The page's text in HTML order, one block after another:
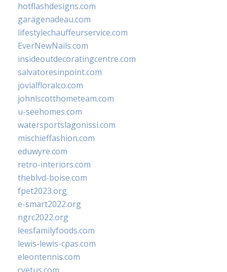
hotflashdesigns.com
garagenadeau.com
lifestylechauffeurservice.com
EverNewNails.com
insideoutdecoratingcentre.com
salvatoresinpoint.com
jovialfloralco.com
johnlscotthometeam.com
u-seehomes.com
watersportslagonissi.com
mischieffashion.com
eduwyre.com
retro-interiors.com
theblvd-boise.com
fpet2023.org
e-smart2022.org
ngrc2022.org
leesfamilyfoods.com
lewis-lewis-cpas.com
eleontennis.com